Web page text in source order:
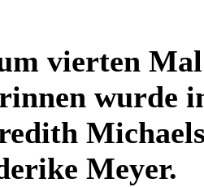
vierten
wurde
Meyer.